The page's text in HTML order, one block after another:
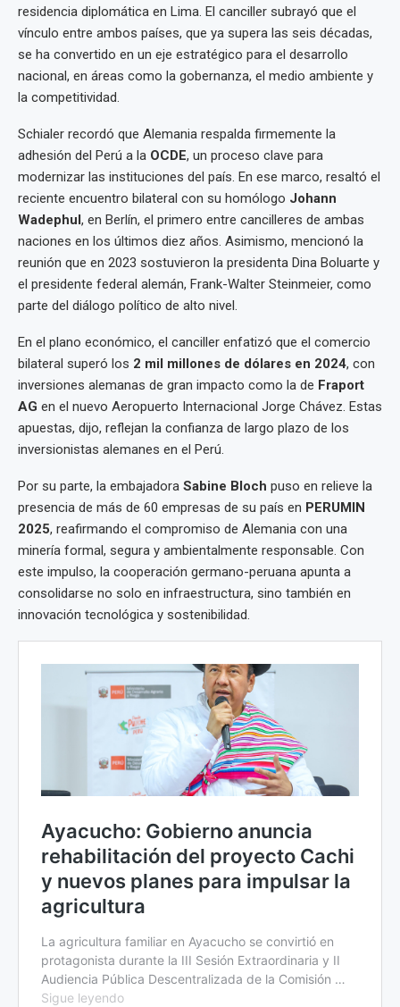
residencia diplomática en Lima. El canciller subrayó que el
vínculo entre ambos países, que ya supera las seis décadas,
se ha convertido en un eje estratégico para el desarrollo
nacional, en áreas como la gobernanza, el medio ambiente y
la competitividad.
Schialer recordó que Alemania respalda firmemente la
adhesión del Perú a la OCDE, un proceso clave para
modernizar las instituciones del país. En ese marco, resaltó el
reciente encuentro bilateral con su homólogo Johann
Wadephul , en Berlín, el primero entre cancilleres de ambas
naciones en los últimos diez años. Asimismo, mencionó la
reunión que en 2023 sostuvieron la presidenta Dina Boluarte y
el presidente federal alemán, Frank-Walter Steinmeier, como
parte del diálogo político de alto nivel.
En el plano económico, el canciller enfatizó que el comercio
bilateral superó los 2 mil millones de dólares en 2024, con
inversiones alemanas de gran impacto como la de Fraport
AG en el nuevo Aeropuerto Internacional Jorge Chávez. Estas
apuestas, dijo, reflejan la confianza de largo plazo de los
inversionistas alemanes en el Perú.
Por su parte, la embajadora Sabine Bloch puso en relieve la
presencia de más de 60 empresas de su país en PERUMIN
2025, reafirmando el compromiso de Alemania con una
minería formal, segura y ambientalmente responsable. Con
este impulso, la cooperación germano-peruana apunta a
consolidarse no solo en infraestructura, sino también en
innovación tecnológica y sostenibilidad.